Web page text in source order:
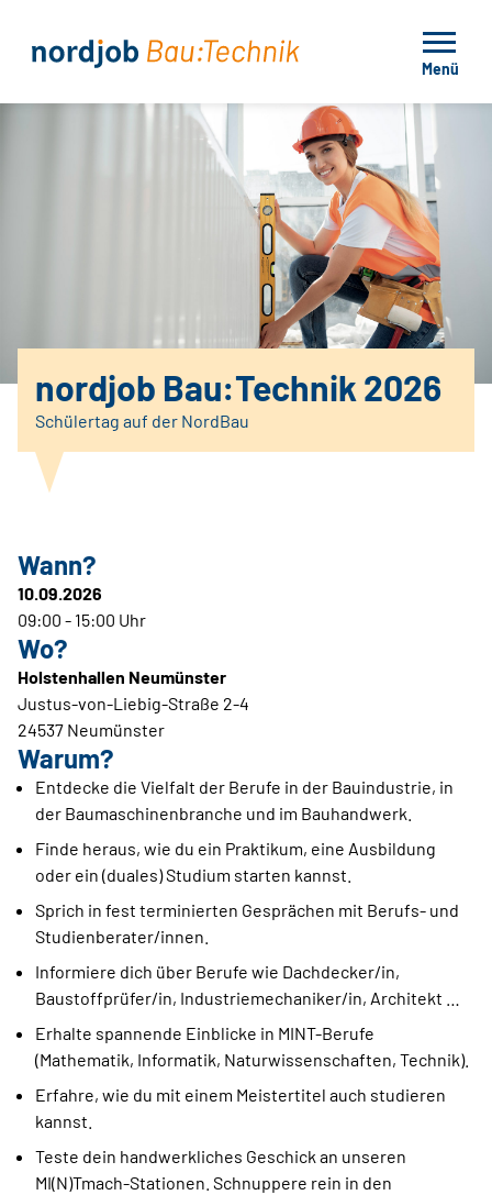
Menü
nordjob Bau:Technik 2026
Schülertag auf der NordBau
Wann?
10.09.2026
09:00 - 15:00 Uhr
Wo?
Holstenhallen Neumünster
Justus-von-Liebig-Straße 2-4
24537 Neumünster
Warum?
Entdecke die Vielfalt der Berufe in der Bauindustrie, in
der Baumaschinenbranche und im Bauhandwerk.
Finde heraus, wie du ein Praktikum, eine Ausbildung
oder ein (duales) Studium starten kannst.
Sprich in fest terminierten Gesprächen mit Berufs- und
Studienberater/innen.
Informiere dich über Berufe wie Dachdecker/in,
Baustoffprüfer/in, Industriemechaniker/in, Architekt …
Erhalte spannende Einblicke in MINT-Berufe
(Mathematik, Informatik, Naturwissenschaften, Technik).
Erfahre, wie du mit einem Meistertitel auch studieren
kannst.
Teste dein handwerkliches Geschick an unseren
MI(N)Tmach-Stationen. Schnuppere rein in den